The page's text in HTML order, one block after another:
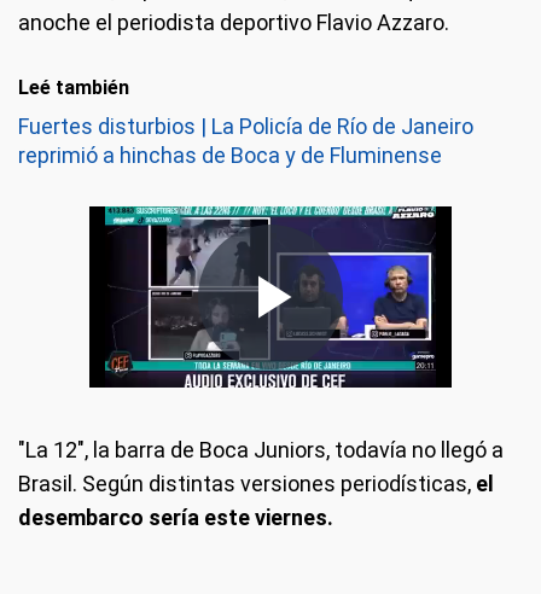
anoche el periodista deportivo Flavio Azzaro.
Leé también
Fuertes disturbios | La Policía de Río de Janeiro
reprimió a hinchas de Boca y de Fluminense
"La 12", la barra de Boca Juniors, todavía no llegó a
Brasil. Según distintas versiones periodísticas, el
desembarco sería este viernes.